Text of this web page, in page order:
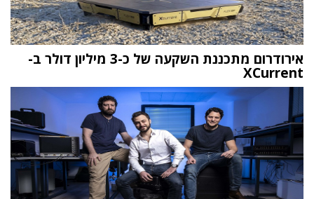
אירודרום מתכננת השקעה של כ-3 מיליון דולר ב-
XCurrent